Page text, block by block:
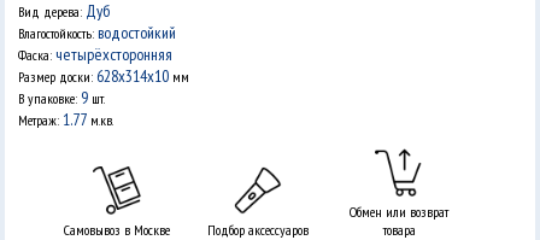
Вид дерева: Дуб
Влагостойкость:водостойкий
Фаска:четырёхсторонняя
Размер доски: 628x314x10 мм
В упаковке: 9 шт.
Метраж: 1.77 м.кв.
Самовывоз в Москве Подбор аксессуаров
Обмен или возврат
товара